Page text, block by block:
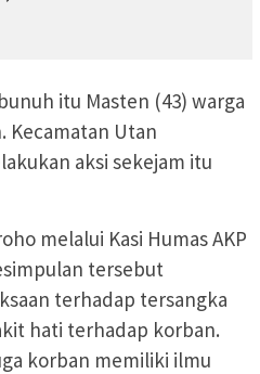
itu Masten (43) warga
Kecamatan Utan
aksi sekejam itu
melalui Kasi Humas AKP
tersebut
terhadap tersangka
hati terhadap korban.
korban memiliki ilmu